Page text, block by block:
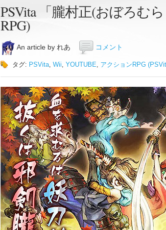
PSVita 「朧村正(おぼろむ
RPG)
An article by れあ コメント
タグ: PSVita, Wii, YOUTUBE, アクションRPG